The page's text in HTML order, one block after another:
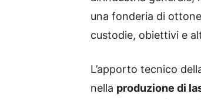
una fonderia di
custodie, obiettivi e
L’apporto tecnico
nella produzione di